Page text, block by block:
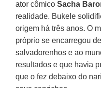
ator cômicoSacha
realidade. Bukele
origem há três anos. O
próprio se encarregou
salvadorenhos e ao
resultados e que havia
que o fez debaixo do